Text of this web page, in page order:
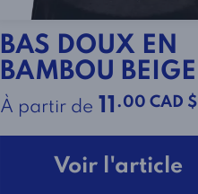
BAS DOUX EN
BAMBOU BEIGE
À partir de 11 .00 CAD $
Voir l'article